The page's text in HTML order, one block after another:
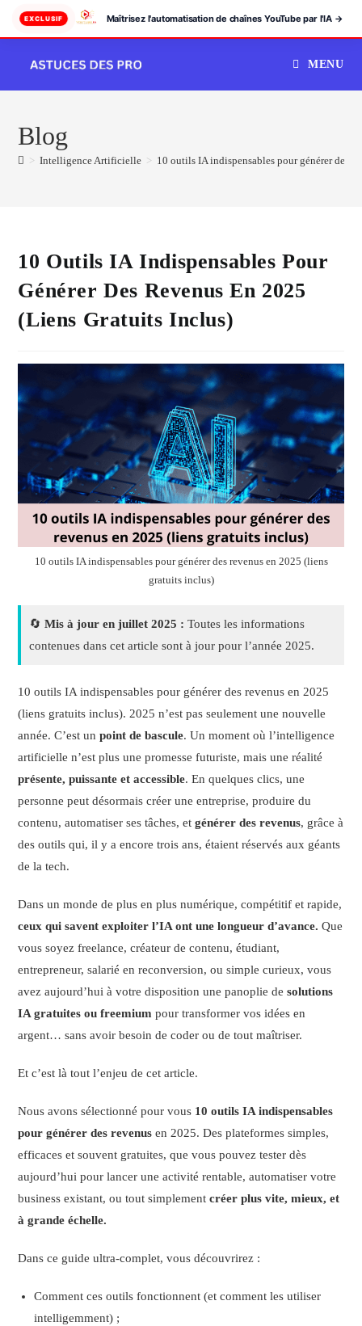
EXCLUSIF Maîtrisez l'automatisation de chaînes YouTube par l'IA →
content
MENU
Blog
> Intelligence Artificielle > 10 outils IA indispensables pour générer des
10 Outils IA Indispensables Pour
Générer Des Revenus En 2025
(liens Gratuits Inclus)
10 outils IA indispensables pour générer des revenus en 2025 (liens
gratuits inclus)
🔄Mis à jour en juillet 2025 : Toutes les informations
contenues dans cet article sont à jour pour l’année 2025.
10 outils IA indispensables pour générer des revenus en 2025
(liens gratuits inclus). 2025 n’est pas seulement une nouvelle
année. C’est unpoint de bascule. Un moment où l’intelligence
artificielle n’est plus une promesse futuriste, mais une réalité
présente, puissante et accessible. En quelques clics, une
personne peut désormais créer une entreprise, produire du
contenu, automatiser ses tâches, etgénérer des revenus, grâce à
des outils qui, il y a encore trois ans, étaient réservés aux géants
de la tech.
Dans un monde de plus en plus numérique, compétitif et rapide,
ceux qui savent exploiter l’IA ont une longueur d’avance. Que
vous soyez freelance, créateur de contenu, étudiant,
entrepreneur, salarié en reconversion, ou simple curieux, vous
avez aujourd’hui à votre disposition une panoplie desolutions
IA gratuites ou freemium pour transformer vos idées en
argent… sans avoir besoin de coder ou de tout maîtriser.
Et c’est là tout l’enjeu de cet article.
Nous avons sélectionné pour vous 10 outils IA indispensables
pour générer des revenus en 2025. Des plateformes simples,
efficaces et souvent gratuites, que vous pouvez tester dès
aujourd’hui pour lancer une activité rentable, automatiser votre
business existant, ou tout simplementcréer plus vite, mieux, et
à grande échelle.
Dans ce guide ultra-complet, vous découvrirez :
Comment ces outils fonctionnent (et comment les utiliser
intelligemment) ;